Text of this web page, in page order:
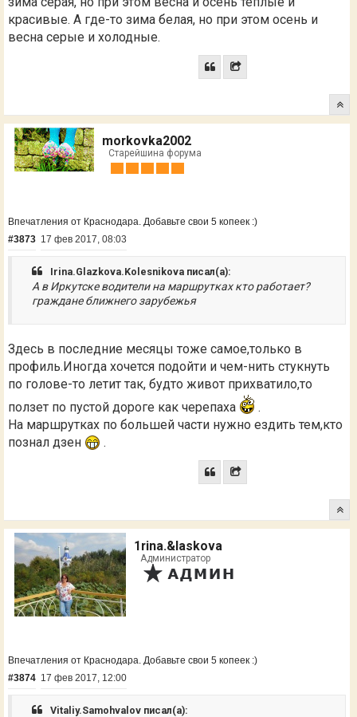
красивые. А где-то зима белая, но при этом осень и
весна серые и холодные.
morkovka2002
Старейшина форума
Впечатления от Краснодара. Добавьте свои 5 копеек :)
#3873 17 фев 2017, 08:03
Irina.Glazkova.Kolesnikova писал(а):
А в Иркутске водители на маршрутках кто работает?
граждане ближнего зарубежья
Здесь в последние месяцы тоже самое,только в
профиль.Иногда хочется подойти и чем-нить стукнуть
по голове-то летит так, будто живот прихватило,то
ползет по пустой дороге как черепаха
.
На маршрутках по большей части нужно ездить тем,кто
познал дзен
.
1rina.&laskova
Администратор
Впечатления от Краснодара. Добавьте свои 5 копеек :)
#3874 17 фев 2017, 12:00
Vitaliy.Samohvalov писал(а):